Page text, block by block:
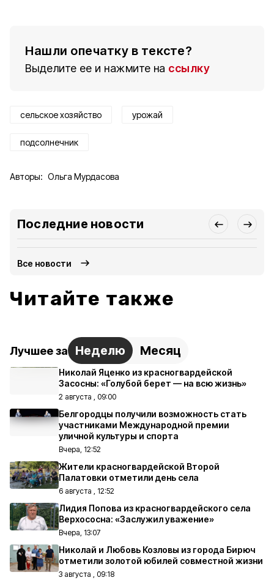
Нашли опечатку в тексте?
Выделите ее и нажмите на ссылку
сельское хозяйство урожай
подсолнечник
Авторы: Ольга Мурдасова
Последние новости
Все новости
Читайте также
Лучшее за Неделю Месяц
Николай Яценко из красногвардейской
Засосны: «Голубой берет — на всю жизнь»
2 августа , 09:00
Белгородцы получили возможность стать
участниками Международной премии
уличной культуры и спорта
Вчера, 12:52
Жители красногвардейской Второй
Палатовки отметили день села
6 августа , 12:52
Лидия Попова из красногвардейского села
Верхососна: «Заслужил уважение»
Вчера, 13:07
Николай и Любовь Козловы из города Бирюч
отметили золотой юбилей совместной жизни
3 августа , 09:18